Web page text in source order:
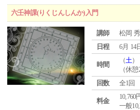
六壬神課(りくじんしんか)入門
講師
松岡
日程
6月 14
時間
（土）
（休
回数
全1回
料金
10,760
一般